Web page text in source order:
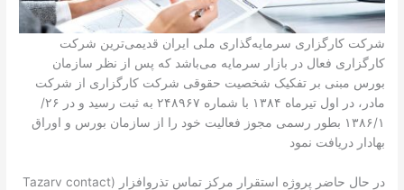
شرکت کارگزاری سرمایه‌گذاری ملی ایران قدیمی‌ترین شرکت
کارگزاری فعال در بازار سرمایه می‌باشد که پس از نظر سازمان
بورس مبنی بر تفکیک شخصیت حقوقی شرکت کارگزاری از شرکت
مادر، در اول تیرماه ۱۳۸۴ با شماره ۲۴۸۹۶۷ به ثبت رسید و در ۲۶/
۱۳۸۶/۱ بطور رسمی مجوز فعالیت خود را از سازمان بورس و اوراق
بهادار دریافت نمود
در حال حاضر پروژه استقرار مرکز تماس تذروافزار (Tazarv contact